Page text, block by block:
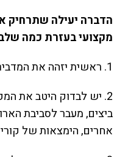
הדברה יעילה שתרחיק
מקצועי בעזרת כמה
1. ראשית יזהה את המדביר כי אכן מדובר בעש קמח הודי
2. יש לבדוק היטב את
ביצים, מעבר לסביבת
אחרים, הימצאות של